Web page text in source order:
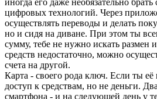
цифровых технологий. Через
осуществлять переводы и делать
но и сидя на диване. При этом ты
сумму, тебе не нужно искать размен
средств недостаточно, можно
счета на другой.
Карта - своего рода ключ. Если ты
доступ к средствам, но не деньги.
смартфона - и на следующей день у